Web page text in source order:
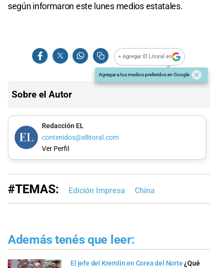
según informaron este lunes medios estatales.
+ Agregar El Litoral en
Agregar a tus medios preferidos en Google
Sobre el Autor
Redacción EL
contenidos@ellitoral.com
Ver Perfil
#TEMAS: Edición Impresa China
Además tenés que leer:
El jefe del Kremlin en Corea del Norte ¿Qué